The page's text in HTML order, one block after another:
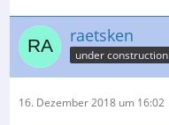
raetsken
under construction
16. Dezember 2018 um 16:02